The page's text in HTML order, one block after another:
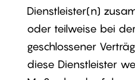
Dienstleister(n)
oder teilweise bei
geschlossener
diese Dienstleister